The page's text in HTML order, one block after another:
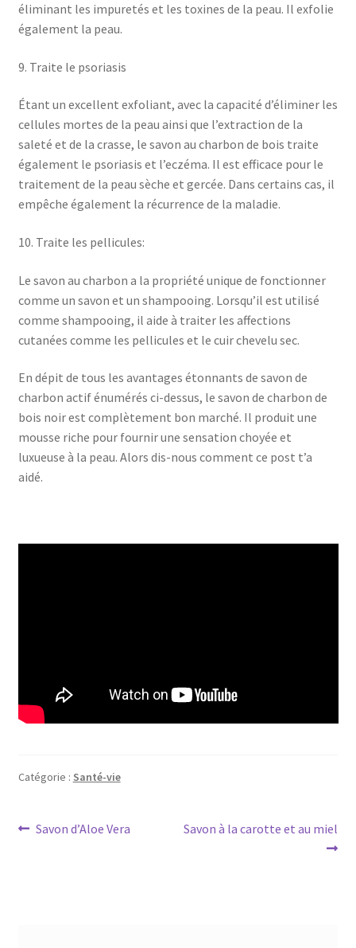
éliminant les impuretés et les toxines de la peau. Il exfolie
également la peau.
9. Traite le psoriasis
Étant un excellent exfoliant, avec la capacité d’éliminer les
cellules mortes de la peau ainsi que l’extraction de la
saleté et de la crasse, le savon au charbon de bois traite
également le psoriasis et l’eczéma. Il est efficace pour le
traitement de la peau sèche et gercée. Dans certains cas, il
empêche également la récurrence de la maladie.
10. Traite les pellicules:
Le savon au charbon a la propriété unique de fonctionner
comme un savon et un shampooing. Lorsqu’il est utilisé
comme shampooing, il aide à traiter les affections
cutanées comme les pellicules et le cuir chevelu sec.
En dépit de tous les avantages étonnants de savon de
charbon actif énumérés ci-dessus, le savon de charbon de
bois noir est complètement bon marché. Il produit une
mousse riche pour fournir une sensation choyée et
luxueuse à la peau. Alors dis-nous comment ce post t’a
aidé.
Catégorie : Santé-vie
Navigation
Article
Savon d’Aloe Vera
Article
Savon à la carotte et au miel